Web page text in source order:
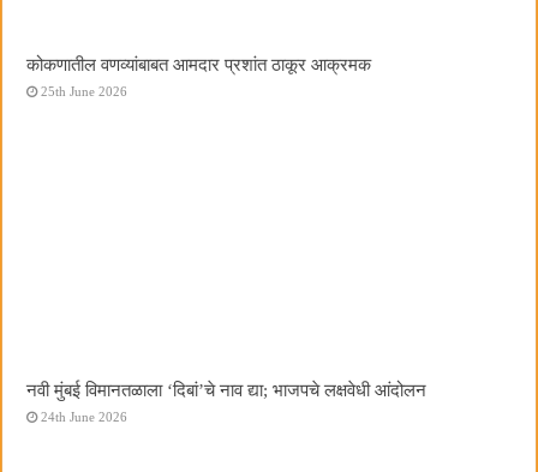
कोकणातील वणव्यांबाबत आमदार प्रशांत ठाकूर आक्रमक
25th June 2026
नवी मुंबई विमानतळाला ‌‘दिबां‌’चे नाव द्या; भाजपचे लक्षवेधी आंदोलन
24th June 2026